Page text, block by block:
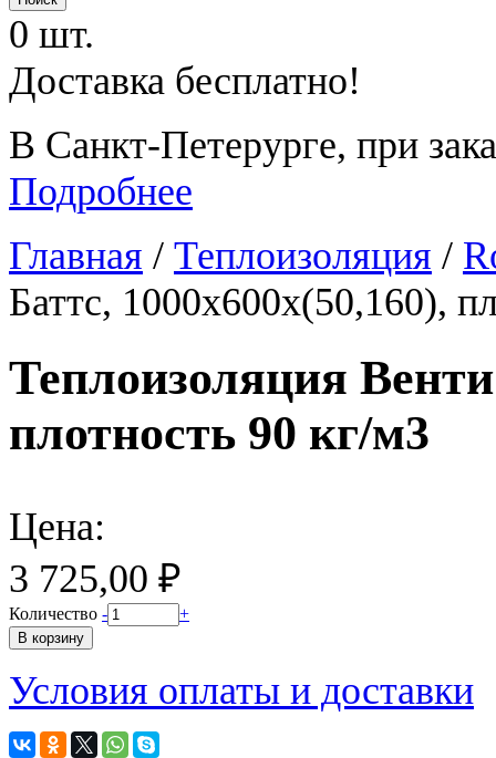
0 шт.
Доставка бесплатно!
В Санкт-Петерурге, при
Подробнее
Главная / Теплоизоляция /
Баттс, 1000х600х(50,160),
Теплоизоляция
плотность 90 кг/м3
Цена:
3 725,00 ₽
Количество - +
Условия оплаты и доставки